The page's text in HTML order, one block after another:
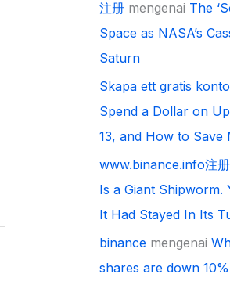
注册 mengenai The
Space as NASA’s
Saturn
Skapa ett gratis konto
Spend a Dollar on
13, and How to Save
www.binance.info注册
Is a Giant Shipworm.
It Had Stayed In Its
binance mengenai
shares are down 10%